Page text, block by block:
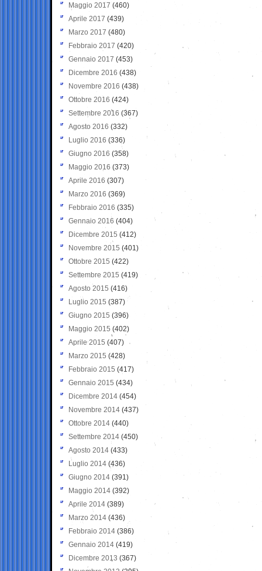
Maggio 2017 (460)
Aprile 2017 (439)
Marzo 2017 (480)
Febbraio 2017 (420)
Gennaio 2017 (453)
Dicembre 2016 (438)
Novembre 2016 (438)
Ottobre 2016 (424)
Settembre 2016 (367)
Agosto 2016 (332)
Luglio 2016 (336)
Giugno 2016 (358)
Maggio 2016 (373)
Aprile 2016 (307)
Marzo 2016 (369)
Febbraio 2016 (335)
Gennaio 2016 (404)
Dicembre 2015 (412)
Novembre 2015 (401)
Ottobre 2015 (422)
Settembre 2015 (419)
Agosto 2015 (416)
Luglio 2015 (387)
Giugno 2015 (396)
Maggio 2015 (402)
Aprile 2015 (407)
Marzo 2015 (428)
Febbraio 2015 (417)
Gennaio 2015 (434)
Dicembre 2014 (454)
Novembre 2014 (437)
Ottobre 2014 (440)
Settembre 2014 (450)
Agosto 2014 (433)
Luglio 2014 (436)
Giugno 2014 (391)
Maggio 2014 (392)
Aprile 2014 (389)
Marzo 2014 (436)
Febbraio 2014 (386)
Gennaio 2014 (419)
Dicembre 2013 (367)